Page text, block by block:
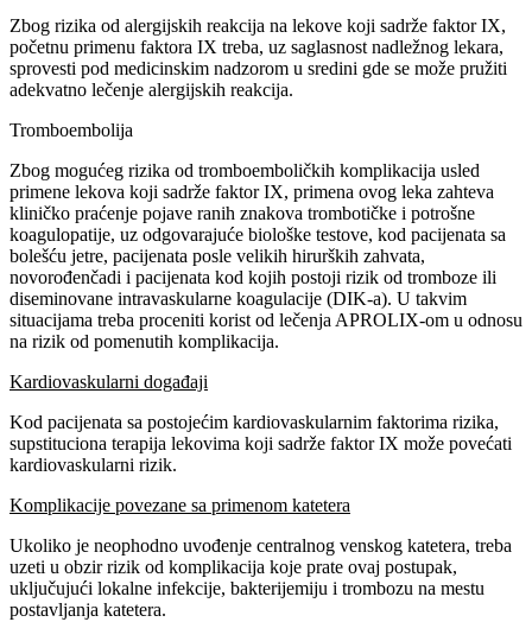
Zbog rizika od alergijskih reakcija na lekove koji sadrže faktor IX,
početnu primenu faktora IX treba, uz saglasnost nadležnog lekara,
sprovesti pod medicinskim nadzorom u sredini gde se može pružiti
adekvatno lečenje alergijskih reakcija.
Tromboembolija
Zbog mogućeg rizika od tromboemboličkih komplikacija usled
primene lekova koji sadrže faktor IX, primena ovog leka zahteva
kliničko praćenje pojave ranih znakova trombotičke i potrošne
koagulopatije, uz odgovarajuće biološke testove, kod pacijenata sa
bolešću jetre, pacijenata posle velikih hirurških zahvata,
novorođenčadi i pacijenata kod kojih postoji rizik od tromboze ili
diseminovane intravaskularne koagulacije (DIK-a). U takvim
situacijama treba proceniti korist od lečenja APROLIX-om u odnosu
na rizik od pomenutih komplikacija.
Kardiovaskularni događaji
Kod pacijenata sa postojećim kardiovaskularnim faktorima rizika,
supstituciona terapija lekovima koji sadrže faktor IX može povećati
kardiovaskularni rizik.
Komplikacije povezane sa primenom katetera
Ukoliko je neophodno uvođenje centralnog venskog katetera, treba
uzeti u obzir rizik od komplikacija koje prate ovaj postupak,
uključujući lokalne infekcije, bakterijemiju i trombozu na mestu
postavljanja katetera.